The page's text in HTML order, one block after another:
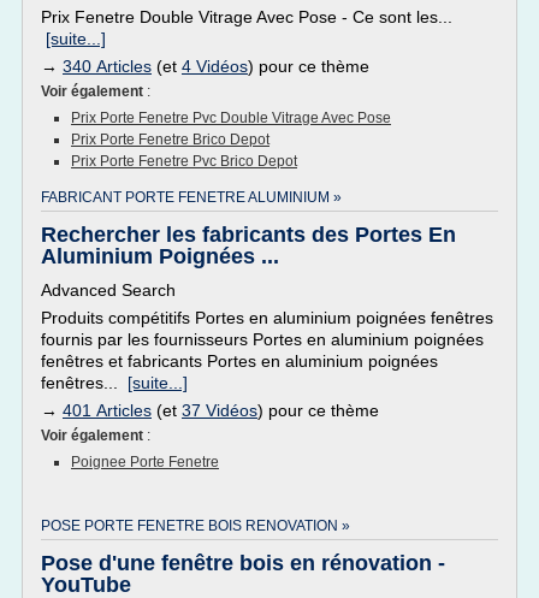
Prix Fenetre Double Vitrage Avec Pose - Ce sont les...
[suite...]
→ 340 Articles (et 4 Vidéos) pour ce thème
Voir également :
Prix Porte Fenetre Pvc Double Vitrage Avec Pose
Prix Porte Fenetre Brico Depot
Prix Porte Fenetre Pvc Brico Depot
FABRICANT PORTE FENETRE ALUMINIUM »
Rechercher les fabricants des Portes En
Aluminium Poignées ...
Advanced Search
Produits compétitifs Portes en aluminium poignées fenêtres
fournis par les fournisseurs Portes en aluminium poignées
fenêtres et fabricants Portes en aluminium poignées
fenêtres... [suite...]
→ 401 Articles (et 37 Vidéos) pour ce thème
Voir également :
Poignee Porte Fenetre
POSE PORTE FENETRE BOIS RENOVATION »
Pose d'une fenêtre bois en rénovation -
YouTube